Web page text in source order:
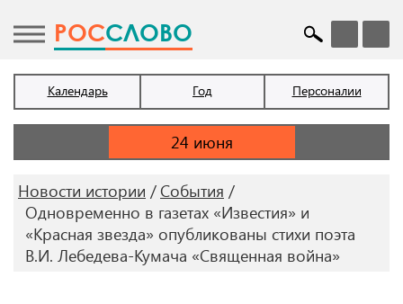
POCСЛОВО
Календарь Год Персоналии
Новости истории
События
Одновременно в газетах «Известия» и
«Красная звезда» опубликованы стихи поэта
В.И. Лебедева-Кумача «Священная война»